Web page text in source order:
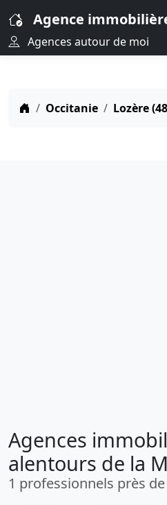
Agence
Agences autour de moi
Occitanie Lozère
Agences
alentours de la
1 professionnels près